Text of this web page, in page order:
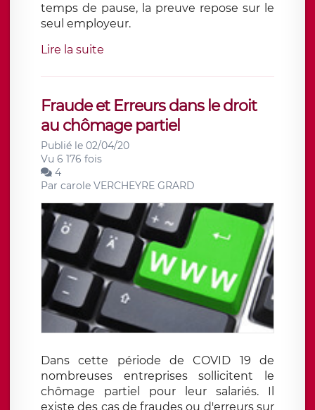
temps de pause, la preuve repose sur le
seul employeur.
Lire la suite
Fraude et Erreurs dans le droit
au chômage partiel
Publié le 02/04/20
Vu 6 176 fois
4
Par carole VERCHEYRE GRARD
Dans cette période de COVID 19 de
nombreuses entreprises sollicitent le
chômage partiel pour leur salariés. Il
existe des cas de fraudes ou d'erreurs sur